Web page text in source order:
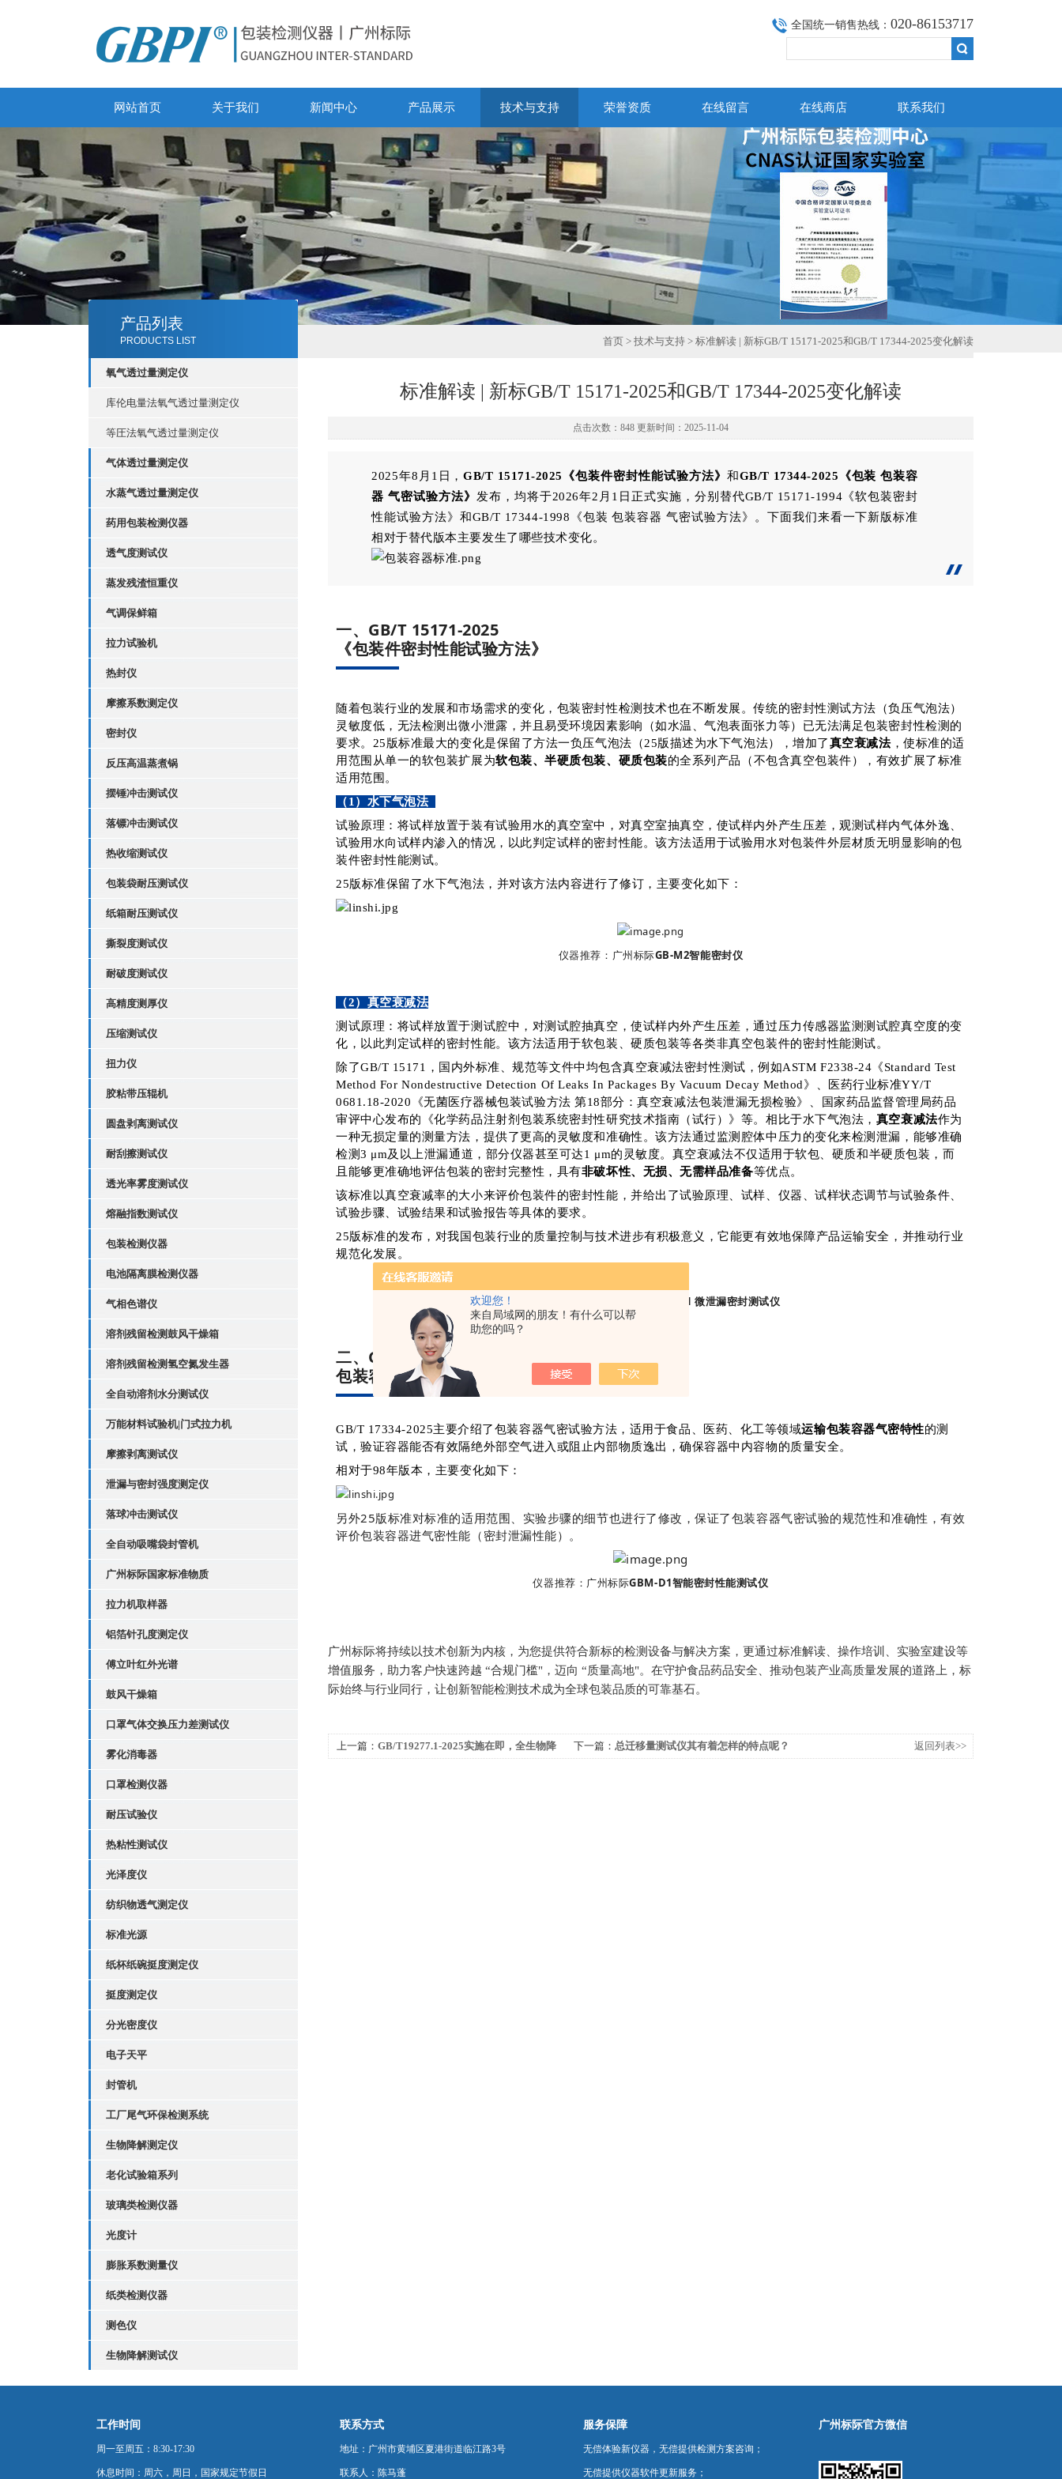
欢迎您！
来自局域网的朋友！有什么可以帮
助您的吗？
全国统一销售热线： 020-86153717
网站首页 关于我们 新闻中心 产品展示 技术与支持 荣誉资质 在线留言 在线商店 联系我们
产品列表
PRODUCTS LIST
氧气透过量测定仪
库伦电量法氧气透过量测定仪
等圧法氧气透过量测定仪
气体透过量测定仪
水蒸气透过量测定仪
药用包装检测仪器
透气度测试仪
蒸发残渣恒重仪
气调保鲜箱
拉力试验机
热封仪
摩擦系数测定仪
密封仪
反压高温蒸煮锅
摆锤冲击测试仪
落镖冲击测试仪
热收缩测试仪
包装袋耐压测试仪
纸箱耐压测试仪
撕裂度测试仪
耐破度测试仪
高精度测厚仪
压缩测试仪
扭力仪
胶粘带压辊机
圆盘剥离测试仪
耐刮擦测试仪
透光率雾度测试仪
熔融指数测试仪
包装检测仪器
电池隔离膜检测仪器
气相色谱仪
溶剂残留检测鼓风干燥箱
溶剂残留检测氢空氮发生器
全自动溶剂水分测试仪
万能材料试验机|门式拉力机
摩擦剥离测试仪
泄漏与密封强度测定仪
落球冲击测试仪
全自动吸嘴袋封管机
广州标际国家标准物质
拉力机取样器
铝箔针孔度测定仪
傅立叶红外光谱
鼓风干燥箱
口罩气体交换压力差测试仪
雾化消毒器
口罩检测仪器
耐压试验仪
热粘性测试仪
光泽度仪
纺织物透气测定仪
标准光源
纸杯纸碗挺度测定仪
挺度测定仪
分光密度仪
电子天平
封管机
工厂尾气环保检测系统
生物降解测定仪
老化试验箱系列
玻璃类检测仪器
光度计
膨胀系数测量仪
纸类检测仪器
测色仪
生物降解测试仪
首页 > 技术与支持 > 标准解读 | 新标GB/T 15171-2025和GB/T 17344-2025变化解读
标准解读 | 新标GB/T 15171-2025和GB/T 17344-2025变化解读
点击次数：848 更新时间：2025-11-04
2025年8月1日，GB/T 15171-2025《包装件密封性能试验方法》 和GB/T 17344-2025《包装 包装容
器 气密试验方法》 发布，均将于2026年2月1日正式实施，分别替代GB/T 15171-1994《软包装密封
性能试验方法》和GB/T 17344-1998《包装 包装容器 气密试验方法》。下面我们来看一下新版标准
相对于替代版本主要发生了哪些技术变化。
一、GB/T 15171-2025
《包装件密封性能试验方法》
随着包装行业的发展和市场需求的变化，包装密封性检测技术也在不断发展。传统的密封性测试方法（负压气泡法）
灵敏度低，无法检测出微小泄露，并且易受环境因素影响（如水温、气泡表面张力等）已无法满足包装密封性检测的
要求。25版标准最大的变化是保留了方法一负压气泡法（25版描述为水下气泡法），增加了真空衰减法，使标准的适
用范围从单一的软包装扩展为软包装、半硬质包装、硬质包装的全系列产品（不包含真空包装件），有效扩展了标准
适用范围。
（1）水下气泡法
试验原理：将试样放置于装有试验用水的真空室中，对真空室抽真空，使试样内外产生压差，观测试样内气体外逸、
试验用水向试样内渗入的情况，以此判定试样的密封性能。该方法适用于试验用水对包装件外层材质无明显影响的包
装件密封性能测试。
25版标准保留了水下气泡法，并对该方法内容进行了修订，主要变化如下：
仪器推荐：广州标际GB-M2智能密封仪
（2）真空衰减法
测试原理：将试样放置于测试腔中，对测试腔抽真空，使试样内外产生压差，通过压力传感器监测测试腔真空度的变
化，以此判定试样的密封性能。该方法适用于软包装、硬质包装等各类非真空包装件的密封性能测试。
除了GB/T 15171，国内外标准、规范等文件中均包含真空衰减法密封性测试，例如ASTM F2338-24《Standard Test
Method For Nondestructive Detection Of Leaks In Packages By Vacuum Decay Method》、医药行业标准YY/T
0681.18-2020《无菌医疗器械包装试验方法 第18部分：真空衰减法包装泄漏无损检验》、国家药品监督管理局药品
审评中心发布的《化学药品注射剂包装系统密封性研究技术指南（试行）》等。相比于水下气泡法， 真空衰减法作为
一种无损定量的测量方法，提供了更高的灵敏度和准确性。该方法通过监测腔体中压力的变化来检测泄漏，能够准确
检测3 μm及以上泄漏通道，部分仪器甚至可达1 μm的灵敏度。真空衰减法不仅适用于软包、硬质和半硬质包装，而
且能够更准确地评估包装的密封完整性，具有非破坏性、无损、无需样品准备等优点。
该标准以真空衰减率的大小来评价包装件的密封性能，并给出了试验原理、试样、仪器、试样状态调节与试验条件、
试验步骤、试验结果和试验报告等具体的要求。
25版标准的发布，对我国包装行业的质量控制与技术进步有积极意义，它能更有效地保障产品运输安全，并推动行业
规范化发展。
AUTO GBM-L1 微泄漏密封测试仪
二、GB/T 17344-2025 包装
包装容器 气密试验方法
GB/T 17334-2025主要介绍了包装容器气密试验方法，适用于食品、医药、化工等领域运输包装容器气密特性的测
试，验证容器能否有效隔绝外部空气进入或阻止内部物质逸出，确保容器中内容物的质量安全。
相对于98年版本，主要变化如下：
另外25版标准对标准的适用范围、实验步骤的细节也进行了修改，保证了包装容器气密试验的规范性和准确性，有效
评价包装容器进气密性能（密封泄漏性能）。
仪器推荐： 广州标际GBM-D1智能密封性能测试仪
广州标际将持续以技术创新为内核，为您提供符合新标的检测设备与解决方案，更通过标准解读、操作培训、实验室建设等
增值服务，助力客户快速跨越 “合规门槛"，迈向 “质量高地"。在守护食品药品安全、推动包装产业高质量发展的道路上，标
际始终与行业同行，让创新智能检测技术成为全球包装品质的可靠基石。
上一篇： GB/T19277.1-2025实施在即，全生物降
下一篇： 总迁移量测试仪其有着怎样的特点呢？ 返回列表>>
工作时间
周一至周五：8:30-17:30
休息时间：周六，周日，国家规定节假日
联系方式
地址：广州市黄埔区夏港街道临江路3号
联系人：陈马蓬
服务保障
无偿体验新仪器，无偿提供检测方案咨询；
无偿提供仪器软件更新服务；
广州标际官方微信